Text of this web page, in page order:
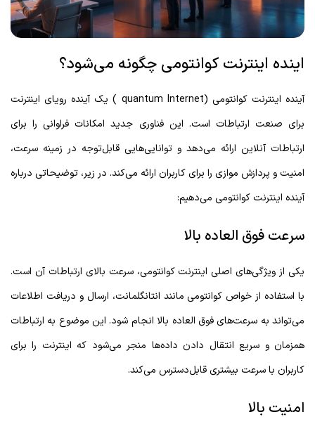
اینده اینترنت کوانتومی چگونه می‌شود؟
آینده اینترنت کوانتومی (quantum Internet ) یک آینده رویای اینترنت
برای صنعت ارتباطات است. این فناوری جدید امکانات فراوانی را برای
ارتباطات آنلاین ارائه می‌دهد و توانایی‌هایی قابل‌توجه در زمینه سرعت،
امنیت و پردازش موازی را برای کاربران ارائه می‌کند. در زیر، توضیحاتی درباره
آینده اینترنت کوانتومی می‌دهیم:
سرعت فوق العاده بالا
یکی از ویژگی‌های اصلی اینترنت کوانتومی، سرعت بالای ارتباطات آن است.
با استفاده از خواص کوانتومی مانند انتانگلمانت، ارسال و دریافت اطلاعات
می‌تواند به سرعت‌های فوق العاده بالا انجام شود. این موضوع به ارتباطات
همزمان و سریع انتقال دادن داده‌ها منجر می‌شود که اینترنت را برای
کاربران با سرعت بیشتری قابل‌دسترس می‌کند.
امنیت بالا